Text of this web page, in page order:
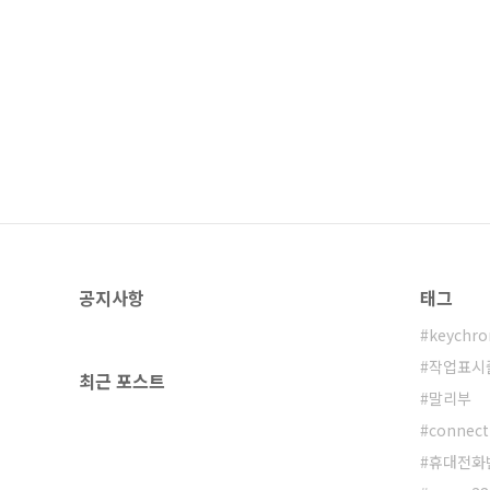
공지사항
최근 포스트
태그
작업표
말리부
휴대전화